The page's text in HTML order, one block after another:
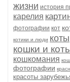
жизни история
карелия
фотографии кот
котики и люди коты
кошки и
кошкомания
фотографии
красоты